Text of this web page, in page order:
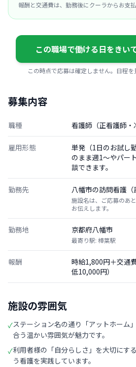
報酬と交通費は、勤務後にクーラからお支払
この職場で働ける日をきい
この時点で応募は確定しません。日程
募集内容
職種 看護師（正看護師・
雇用形態
単発（1日のお試し
のまま週1〜やパー
談できます。
勤務先 八幡市の訪問看護（
施設名は、ご応募のあ
お伝えします。
勤務地 京都府八幡市
最寄り駅: 樟葉駅
報酬
時給1,800円＋交通
低10,000円）
施設の雰囲気
✓ステーション名の通り「アットホーム
合う温かい雰囲気が魅力です。
✓利用者様の「自分らしさ」を大切にす
う看護を実践しています。